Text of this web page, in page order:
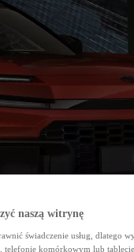
naszą witrynę
świadczenie usług, dlatego
telefonie komórkowym lub